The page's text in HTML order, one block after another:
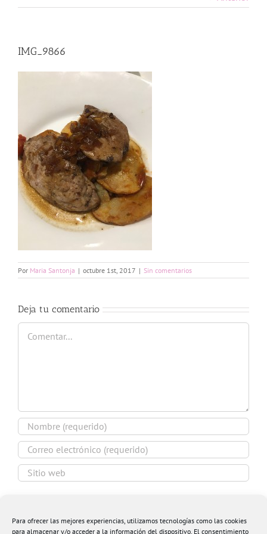
Para ofrecer las mejores experiencias, utilizamos tecnologías como las cookies
para almacenar y/o acceder a la información del dispositivo. El consentimiento
IMG_9866
Por Maria Santonja | octubre 1st, 2017 | Sin comentarios
Deja tu comentario
Comentar
navegador para la próxima vez que comente.